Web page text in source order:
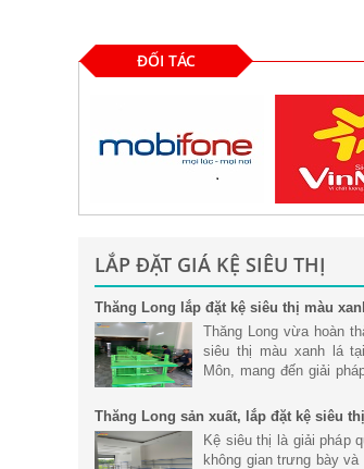
ĐỐI TÁC
LẮP ĐẶT GIÁ KỆ SIÊU THỊ
Thăng Long lắp đặt kệ siêu thị màu
- Hóc Môn
Thăng Long vừa hoàn
siêu thị màu xanh lá
Môn, mang đến giải
doanh. Với hệ thống kệ
Thăng Long sản xuất, lắp đặt kệ siêu
Hà Nội
Kệ siêu thị là giải pháp
không gian trưng bày và